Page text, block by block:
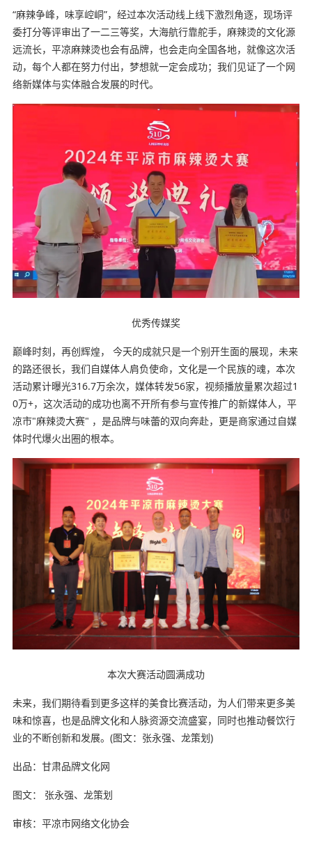
“麻辣争峰，味享崆峒”，经过本次活动线上线下激烈角逐，现场评
委打分等评审出了一二三等奖，大海航行靠舵手，麻辣烫的文化源
远流长，平凉麻辣烫也会有品牌，也会走向全国各地，就像这次活
动，每个人都在努力付出，梦想就一定会成功；我们见证了一个网
络新媒体与实体融合发展的时代。
优秀传媒奖
巅峰时刻，再创辉煌， 今天的成就只是一个别开生面的展现，未来
的路还很长，我们自媒体人肩负使命，文化是一个民族的魂，本次
活动累计曝光316.7万余次，媒体转发56家，视频播放量累次超过1
0万+，这次活动的成功也离不开所有参与宣传推广的新媒体人，平
凉市"麻辣烫大赛" ，是品牌与味蕾的双向奔赴，更是商家通过自媒
体时代爆火出圈的根本。
本次大赛活动圆满成功
未来，我们期待看到更多这样的美食比赛活动，为人们带来更多美
味和惊喜，也是品牌文化和人脉资源交流盛宴，同时也推动餐饮行
业的不断创新和发展。(图文：张永强、龙策划)
出品：甘肃品牌文化网
图文： 张永强、龙策划
审核：平凉市网络文化协会